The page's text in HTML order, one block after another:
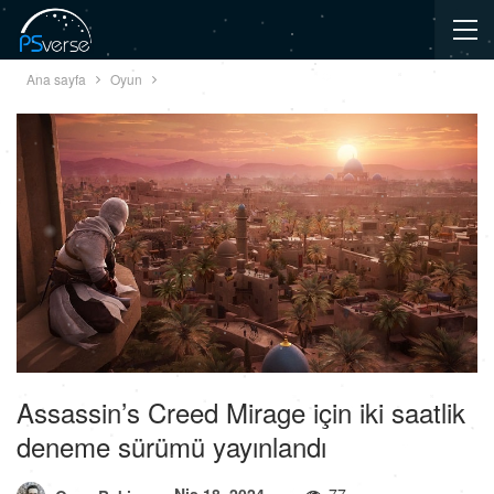
Ana sayfa Oyun
Assassin’s Creed Mirage için iki saatlik
deneme sürümü yayınlandı